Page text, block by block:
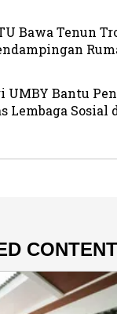
Bawa Tenun
UMBY Bantu
Lembaga Sosial
CONTENT